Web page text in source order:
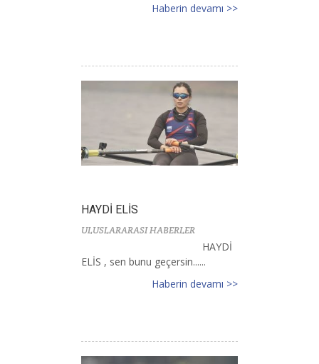
Haberin devamı >>
HAYDİ ELİS
ULUSLARARASI HABERLER
HAYDİ
ELİS , sen bunu geçersin......
Haberin devamı >>